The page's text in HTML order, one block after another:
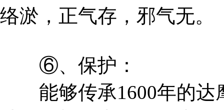
络淤，正气存，邪气无。
⑥、保护：
能够传承1600年的达